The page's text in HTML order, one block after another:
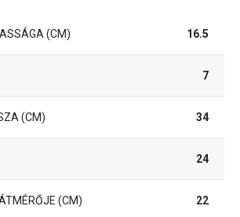
(CM) 16.5
7
(CM) 34
24
(CM) 22